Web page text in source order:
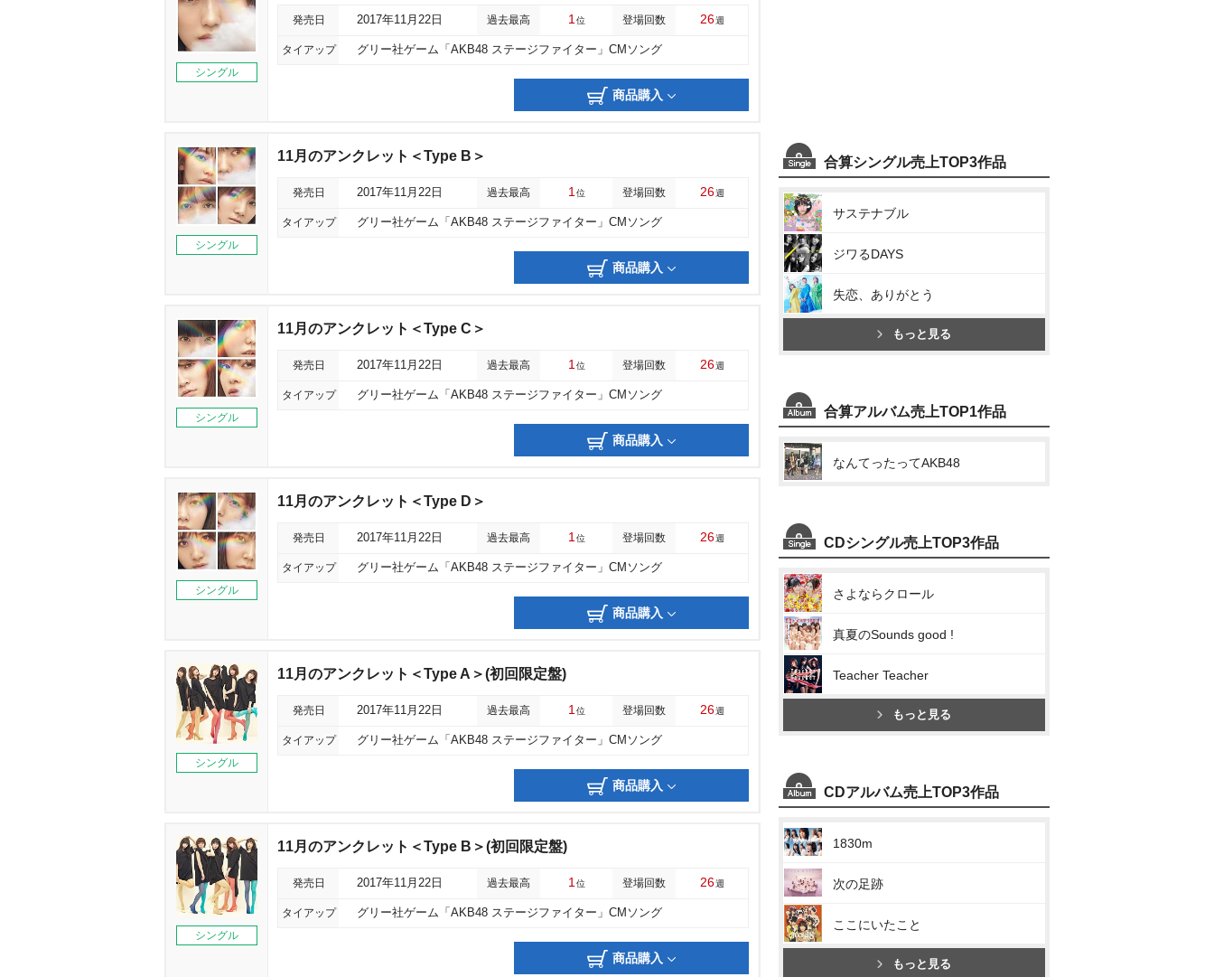
シングル
発売日 2017年11月22日 過去最高 1 位 登場回数 26週
タイアップ グリー社ゲーム「AKB48 ステージファイター」CMソング
商品購入
シングル
11月のアンクレット＜Type B＞
発売日 2017年11月22日 過去最高 1 位 登場回数 26週
タイアップ グリー社ゲーム「AKB48 ステージファイター」CMソング
商品購入
シングル
11月のアンクレット＜Type C＞
発売日 2017年11月22日 過去最高 1 位 登場回数 26週
タイアップ グリー社ゲーム「AKB48 ステージファイター」CMソング
商品購入
シングル
11月のアンクレット＜Type D＞
発売日 2017年11月22日 過去最高 1 位 登場回数 26週
タイアップ グリー社ゲーム「AKB48 ステージファイター」CMソング
商品購入
シングル
11月のアンクレット＜Type A＞(初回限定盤)
発売日 2017年11月22日 過去最高 1 位 登場回数 26週
タイアップ グリー社ゲーム「AKB48 ステージファイター」CMソング
商品購入
シングル
11月のアンクレット＜Type B＞(初回限定盤)
発売日 2017年11月22日 過去最高 1 位 登場回数 26週
タイアップ グリー社ゲーム「AKB48 ステージファイター」CMソング
商品購入
合算シングル売上TOP3作品
サステナブル
ジワるDAYS
失恋、ありがとう
もっと見る
合算アルバム売上TOP1作品
なんてったってAKB48
CDシングル売上TOP3作品
さよならクロール
真夏のSounds good !
Teacher Teacher
もっと見る
CDアルバム売上TOP3作品
1830m
次の足跡
ここにいたこと
もっと見る